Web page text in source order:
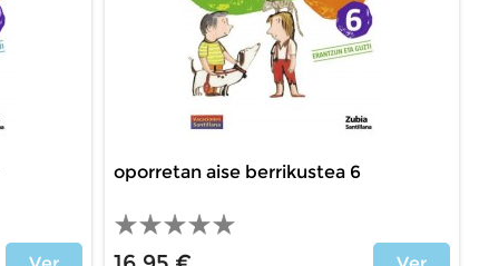
oporretan aise berrikustea 6